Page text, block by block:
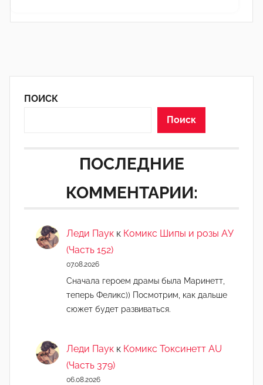
ПОИСК
Поиск
ПОСЛЕДНИЕ
КОММЕНТАРИИ:
Леди Паук к Комикс Шипы и розы АУ
(Часть 152)
07.08.2026
Сначала героем драмы была Маринетт,
теперь Феликс)) Посмотрим, как дальше
сюжет будет развиваться.
Леди Паук к Комикс Токсинетт AU
(Часть 379)
06.08.2026